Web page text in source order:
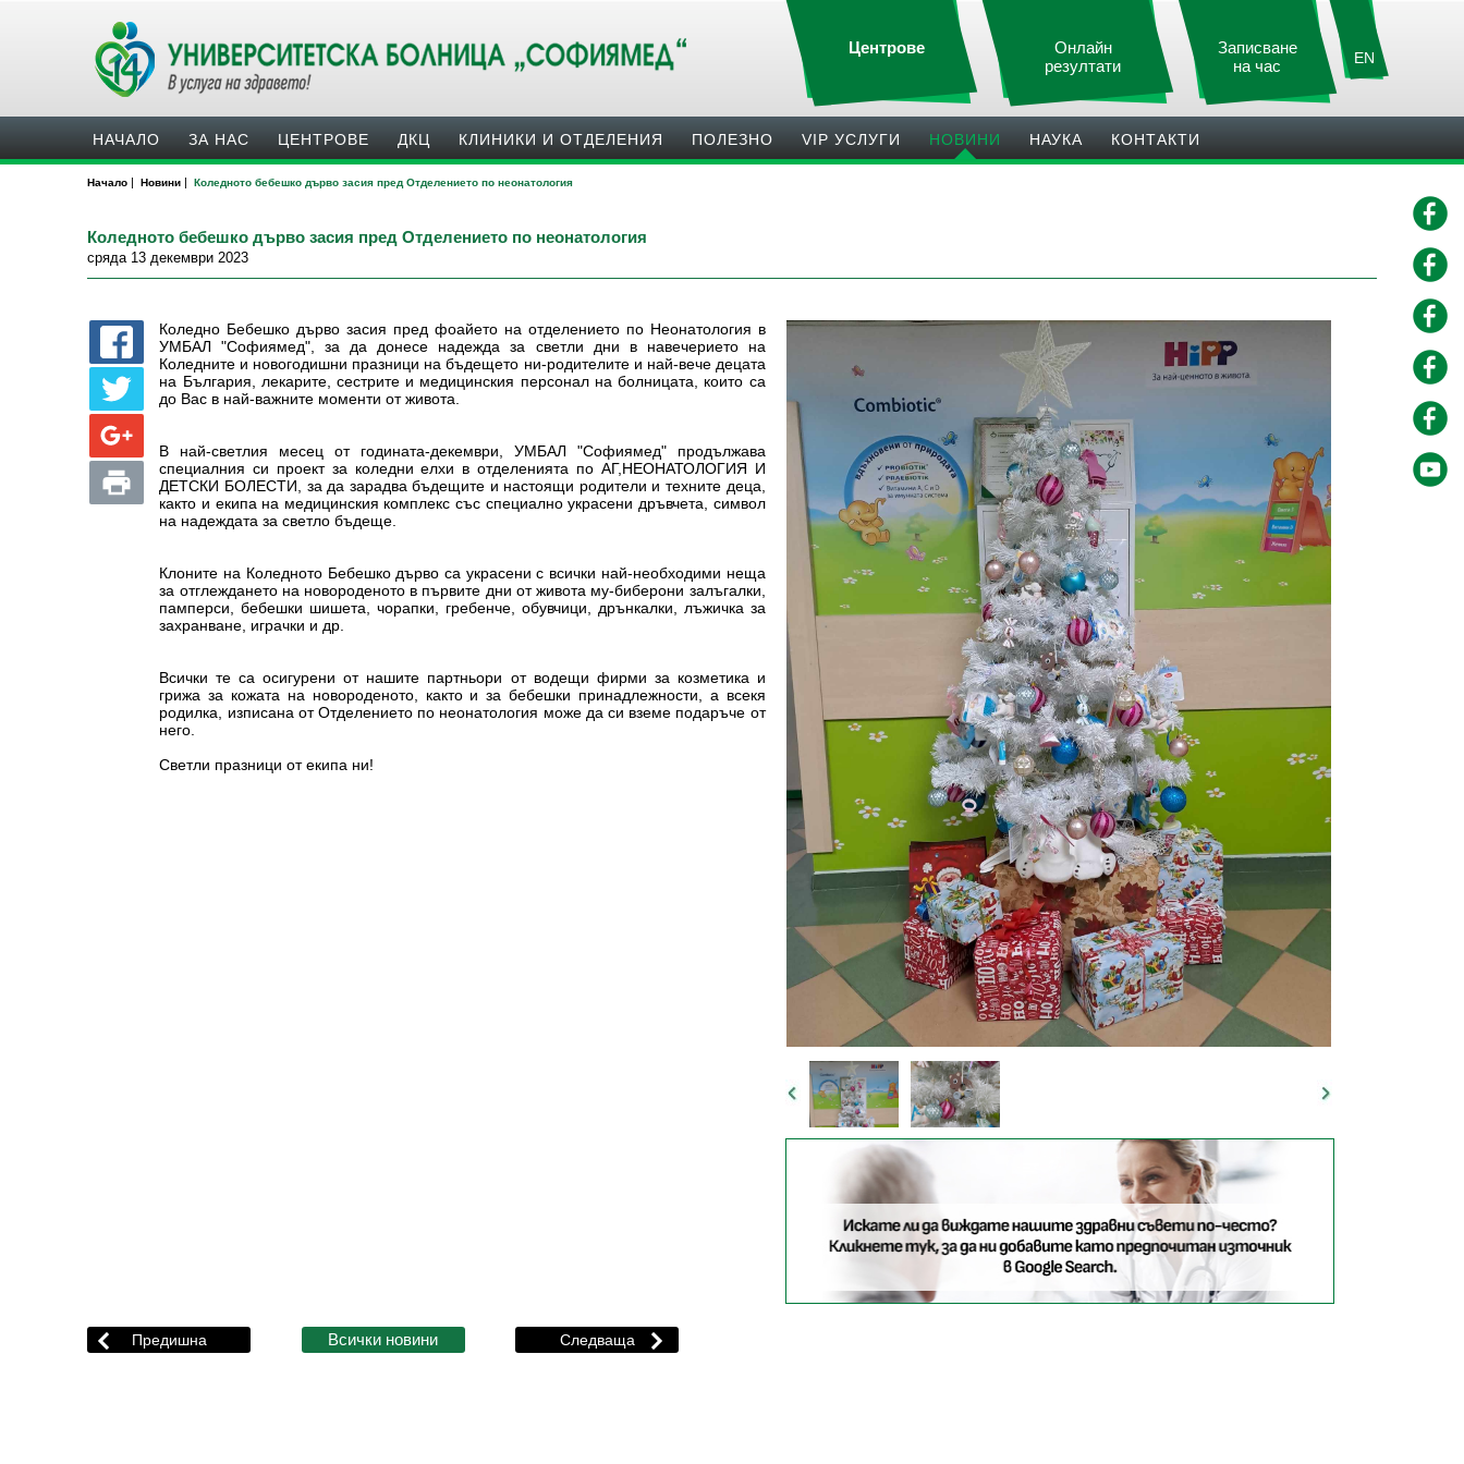
EN
Записване
на час
Онлайн
резултати
Центрове
НАЧАЛО ЗА НАС ЦЕНТРОВЕ ДКЦ КЛИНИКИ И ОТДЕЛЕНИЯ ПОЛЕЗНO VIP УСЛУГИ НОВИНИ НАУКА КОНТАКТИ
Начало | Новини | Коледното бебешко дърво засия пред Отделението по неонатология
Коледното бебешко дърво засия пред Отделението по неонатология
сряда 13 декември 2023
Коледно Бебешко дърво засия пред фоайето на отделението по Неонатология в
УМБАЛ "Софиямед", за да донесе надежда за светли дни в навечерието на
Коледните и новогодишни празници на бъдещето ни-родителите и най-вече децата
на България, лекарите, сестрите и медицинския персонал на болницата, които са
до Вас в най-важните моменти от живота.
В най-светлия месец от годината-декeмври, УМБАЛ "Софиямед" продължава
специалния си проект за коледни елхи в отделенията по АГ,НЕОНАТОЛОГИЯ И
ДЕТСКИ БОЛЕСТИ, за да зарадва бъдещите и настоящи родители и техните деца,
както и екипа на медицинския комплекс със специално украсени дръвчета, символ
на надеждата за светло бъдеще.
Клоните на Коледното Бебешко дърво са украсени с всички най-необходими неща
за отглеждането на новороденото в първите дни от живота му-биберони залъгалки,
памперси, бебешки шишета, чорапки, гребенче, обувчици, дрънкалки, лъжичка за
захранване, играчки и др.
Всички те са осигурени от нашите партньори от водещи фирми за козметика и
грижа за кожата на новороденото, както и за бебешки принадлежности, а всекя
родилка, изписана от Отделението по неонатология може да си вземе подаръче от
него.
Светли празници от екипа ни!